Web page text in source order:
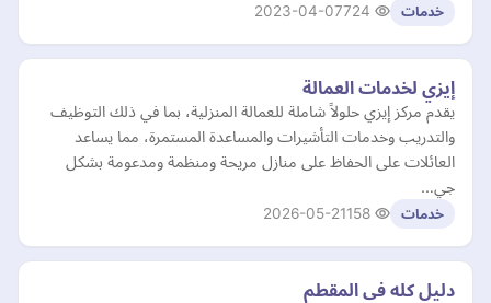
خدمات 2023-04-07
إيزي لخدمات العمالة
يقدم مركز إيزي حلولاً شاملة للعمالة المنزلية، بما في ذلك التوظيف
والتدريب وخدمات التأشيرات والمساعدة المستمرة، مما يساعد
العائلات على الحفاظ على منازل مريحة ومنظمة ومدعومة بشكل
جي…
خدمات 2026-05-21
دليل كله فى المقطم